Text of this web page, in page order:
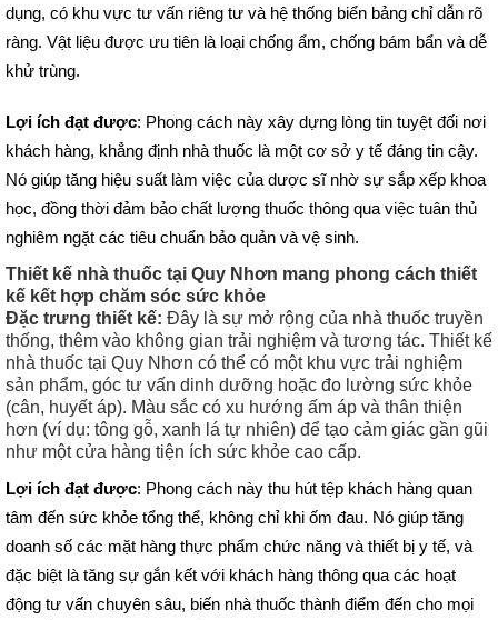
dụng, có khu vực tư vấn riêng tư và hệ thống biển bảng chỉ dẫn rõ
ràng. Vật liệu được ưu tiên là loại chống ẩm, chống bám bẩn và dễ
khử trùng.
Lợi ích đạt được: Phong cách này xây dựng lòng tin tuyệt đối nơi
khách hàng, khẳng định nhà thuốc là một cơ sở y tế đáng tin cậy.
Nó giúp tăng hiệu suất làm việc của dược sĩ nhờ sự sắp xếp khoa
học, đồng thời đảm bảo chất lượng thuốc thông qua việc tuân thủ
nghiêm ngặt các tiêu chuẩn bảo quản và vệ sinh.
Thiết kế nhà thuốc tại Quy Nhơn mang phong cách thiết
kế kết hợp chăm sóc sức khỏe
Đặc trưng thiết kế: Đây là sự mở rộng của nhà thuốc truyền
thống, thêm vào không gian trải nghiệm và tương tác. Thiết kế
nhà thuốc tại Quy Nhơn có thể có một khu vực trải nghiệm
sản phẩm, góc tư vấn dinh dưỡng hoặc đo lường sức khỏe
(cân, huyết áp). Màu sắc có xu hướng ấm áp và thân thiện
hơn (ví dụ: tông gỗ, xanh lá tự nhiên) để tạo cảm giác gần gũi
như một cửa hàng tiện ích sức khỏe cao cấp.
Lợi ích đạt được: Phong cách này thu hút tệp khách hàng quan
tâm đến sức khỏe tổng thể, không chỉ khi ốm đau. Nó giúp tăng
doanh số các mặt hàng thực phẩm chức năng và thiết bị y tế, và
đặc biệt là tăng sự gắn kết với khách hàng thông qua các hoạt
động tư vấn chuyên sâu, biến nhà thuốc thành điểm đến cho mọi